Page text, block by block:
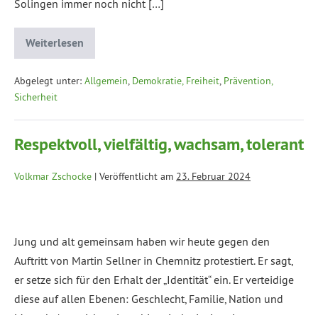
Solingen immer noch nicht […]
Weiterlesen
Abgelegt unter: Allgemein, Demokratie, Freiheit, Prävention,
Sicherheit
Respektvoll, vielfältig, wachsam, tolerant
Volkmar Zschocke | Veröffentlicht am 23. Februar 2024
Jung und alt gemeinsam haben wir heute gegen den
Auftritt von Martin Sellner in Chemnitz protestiert. Er sagt,
er setze sich für den Erhalt der „Identität“ ein. Er verteidige
diese auf allen Ebenen: Geschlecht, Familie, Nation und